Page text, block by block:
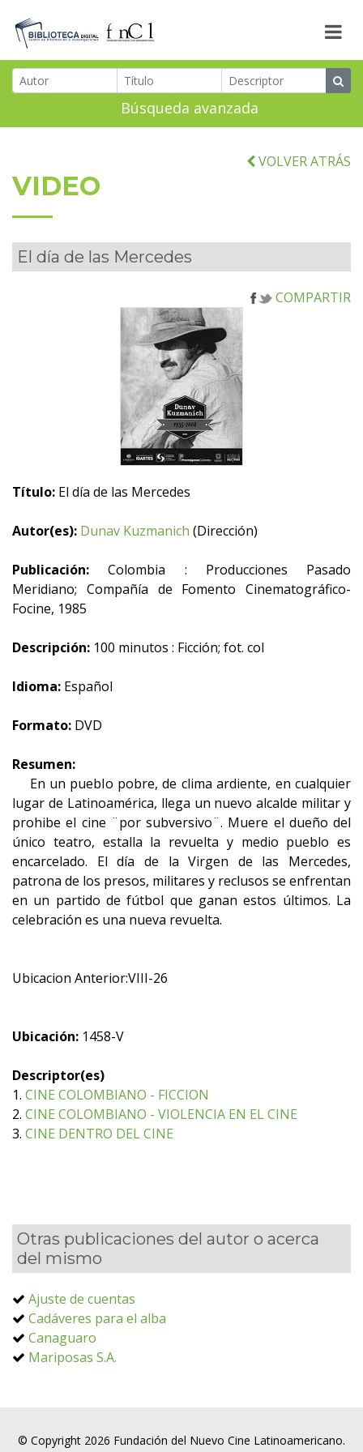
Búsqueda avanzada
VOLVER ATRÁS
VIDEO
El día de las Mercedes
COMPARTIR
Título: El día de las Mercedes
Autor(es): Dunav Kuzmanich (Dirección)
Publicación: Colombia : Producciones Pasado
Meridiano; Compañía de Fomento Cinematográfico-
Focine, 1985
Descripción: 100 minutos : Ficción; fot. col
Idioma: Español
Formato: DVD
Resumen:
En un pueblo pobre, de clima ardiente, en cualquier
lugar de Latinoamérica, llega un nuevo alcalde militar y
prohibe el cine ¨por subversivo¨. Muere el dueño del
único teatro, estalla la revuelta y medio pueblo es
encarcelado. El día de la Virgen de las Mercedes,
patrona de los presos, militares y reclusos se enfrentan
en un partido de fútbol que ganan estos últimos. La
celebración es una nueva revuelta.
Ubicacion Anterior:VIII-26
Ubicación: 1458-V
Descriptor(es)
1. CINE COLOMBIANO - FICCION
2. CINE COLOMBIANO - VIOLENCIA EN EL CINE
3. CINE DENTRO DEL CINE
Otras publicaciones del autor o acerca
del mismo
Ajuste de cuentas
Cadáveres para el alba
Canaguaro
Mariposas S.A.
© Copyright 2026 Fundación del Nuevo Cine Latinoamericano.